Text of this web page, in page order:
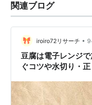
関連ブログ
iroiro72リサーチ • 9
豆腐は電子レンジ
ぐコツや水切り・